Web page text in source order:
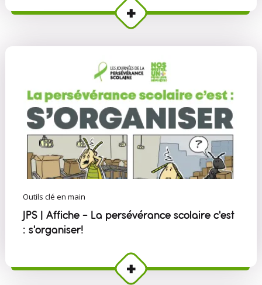
Outils clé en main
JPS | Affiche - La persévérance scolaire c'est
: s'organiser!